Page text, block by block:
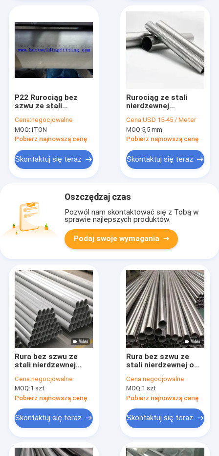
P22 Rurociąg bez
szwu ze stali
Cena:negocjowalne
MOQ:1TON
Pobierz najnowszą cenę
Skontaktuj się teraz
Rurociąg ze stali
nierdzewnej
Cena:USD 15-45 / Meter
MOQ:5,5 mm
Pobierz najnowszą cenę
Skontaktuj się teraz
Oszczędzaj czas
Pozwól nam skontaktować się z Tobą w
sprawie najlepszych produktów.
Podaj swoje wymagania
Rura bez szwu ze
stali nierdzewnej
klasy ASTM A312
SCH10-80 Dostawa
fabrycznie
Cena:negocjowalne
MOQ:1 szt
Pobierz najnowszą cenę
Skontaktuj się teraz
Rura bez szwu ze
stali nierdzewnej o
ASTM A312 TP316L
Rura bez szwu o
dużej średnicy
Cena:negocjowalne
MOQ:1 szt
Pobierz najnowszą cenę
Skontaktuj się teraz